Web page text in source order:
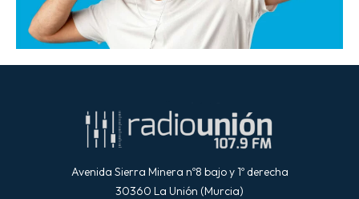
Avenida Sierra Minera nº8 bajo y 1º derecha
30360 La Unión (Murcia)